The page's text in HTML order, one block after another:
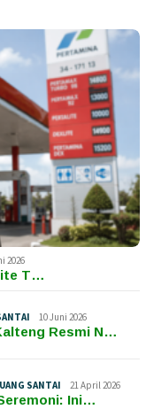
2026
T…
10 Juni 2026
Resmi N…
SANTAI 21 April 2026
Ini…